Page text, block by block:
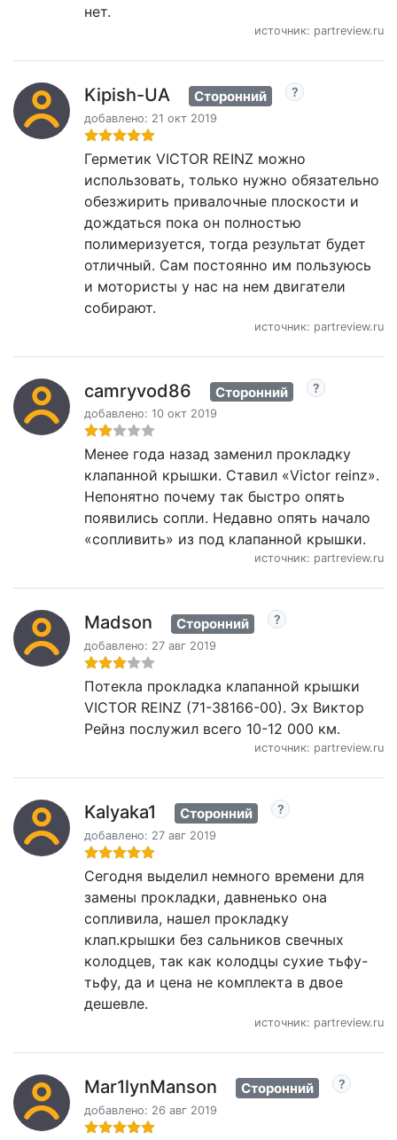
нет.
источник: partreview.ru
Kipish-UA Сторонний
добавлено: 21 окт 2019
Герметик VICTOR REINZ можно
использовать, только нужно обязательно
обезжирить привалочные плоскости и
дождаться пока он полностью
полимеризуется, тогда результат будет
отличный. Сам постоянно им пользуюсь
и мотористы у нас на нем двигатели
собирают.
источник: partreview.ru
camryvod86 Сторонний
добавлено: 10 окт 2019
Менее года назад заменил прокладку
клапанной крышки. Ставил «Victor reinz».
Непонятно почему так быстро опять
появились сопли. Недавно опять начало
«сопливить» из под клапанной крышки.
источник: partreview.ru
Madson Сторонний
добавлено: 27 авг 2019
Потекла прокладка клапанной крышки
VICTOR REINZ (71-38166-00). Эх Виктор
Рейнз послужил всего 10-12 000 км.
источник: partreview.ru
Kalyaka1 Сторонний
добавлено: 27 авг 2019
Сегодня выделил немного времени для
замены прокладки, давненько она
сопливила, нашел прокладку
клап.крышки без сальников свечных
колодцев, так как колодцы сухие тьфу-
тьфу, да и цена не комплекта в двое
дешевле.
источник: partreview.ru
Mar1lynManson Сторонний
добавлено: 26 авг 2019